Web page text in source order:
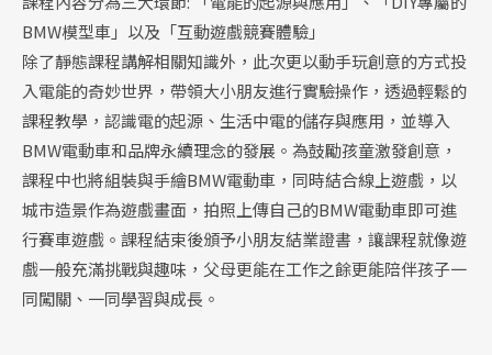
BMW模型車」以及「互動遊戲競賽體驗」
除了靜態課程講解相關知識外，此次更以動手玩創意的方式投
入電能的奇妙世界，帶領大小朋友進行實驗操作，透過輕鬆的
課程教學，認識電的起源、生活中電的儲存與應用，並導入
BMW電動車和品牌永續理念的發展。為鼓勵孩童激發創意，
課程中也將組裝與手繪BMW電動車，同時結合線上遊戲，以
城市造景作為遊戲畫面，拍照上傳自己的BMW電動車即可進
行賽車遊戲。課程結束後頒予小朋友結業證書，讓課程就像遊
戲一般充滿挑戰與趣味，父母更能在工作之餘更能陪伴孩子一
同闖關、一同學習與成長。